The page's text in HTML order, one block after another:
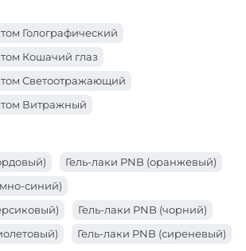
Голографический
Кошачий глаз
Светоотражающий
Витражный
Гель-лаки PNB (оранжевый)
синий)
Гель-лаки PNB (чорний)
Гель-лаки PNB (сиреневый)